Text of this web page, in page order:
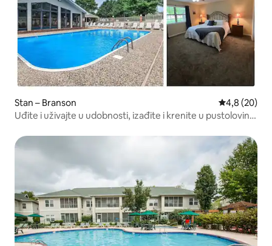
Stan – Branson Prosječna
4,8 (20)
Uđite i uživajte u udobnosti, izađite i krenite u pustolovinu!